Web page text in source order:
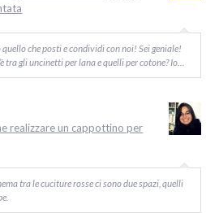
che posti e condividi con noi! Sei geniale!
tra gli uncinetti per lana e quelli per cotone? Io…
realizzare un cappottino per
tra le cuciture rosse ci sono due spazi, quelli